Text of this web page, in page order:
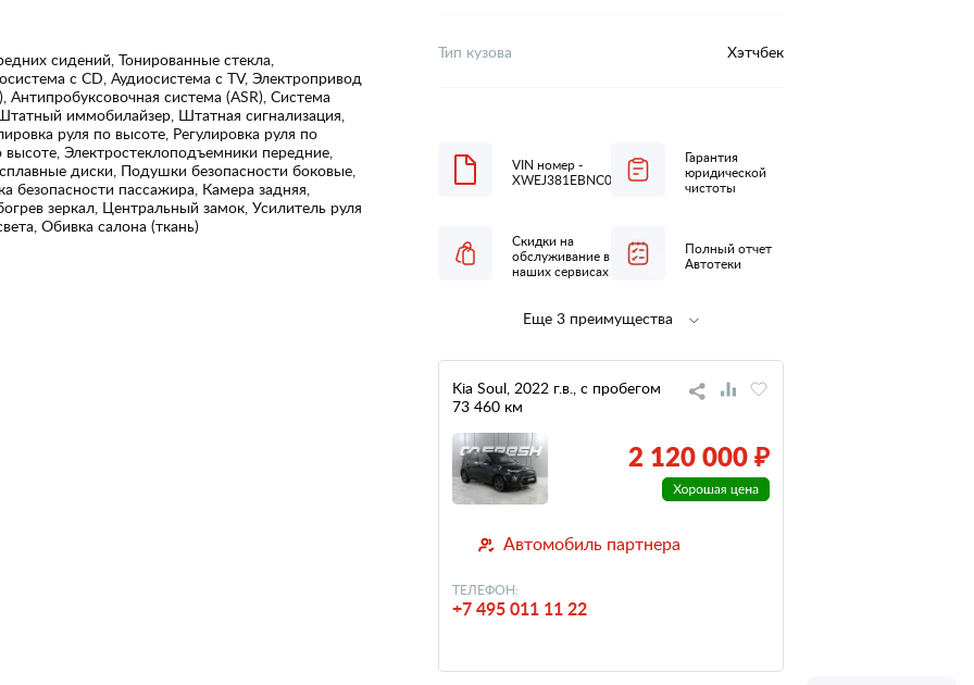
сидений, Тонированные стекла,
с CD, Аудиосистема с TV, Электропривод
Антипробуксовочная система (ASR), Система
иммобилайзер, Штатная сигнализация,
руля по высоте, Регулировка руля по
Электростеклоподъемники передние,
диски, Подушки безопасности боковые,
пассажира, Камера задняя,
зеркал, Центральный замок, Усилитель руля
Обивка салона (ткань)
Тип кузова Хэтчбек
VIN номер -
XWEJ381EBNC004838
Гарантия
юридической
чистоты
Скидки на
обслуживание в
наших сервисах
Полный отчет
Автотеки
Полная
низкий
налог
Еще 3 преимущества
Kia Soul, 2022 г.в., с пробегом
73 460 км
2 120 000 ₽
Автомобиль партнера
ТЕЛЕФОН:
+7 495 011 11 22